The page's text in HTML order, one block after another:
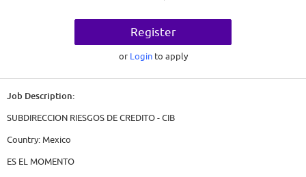
Register
or Login to apply
Job Description:
SUBDIRECCION RIESGOS DE CREDITO - CIB
Country: Mexico
ES EL MOMENTO